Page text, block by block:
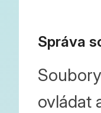
Správa
ovládat